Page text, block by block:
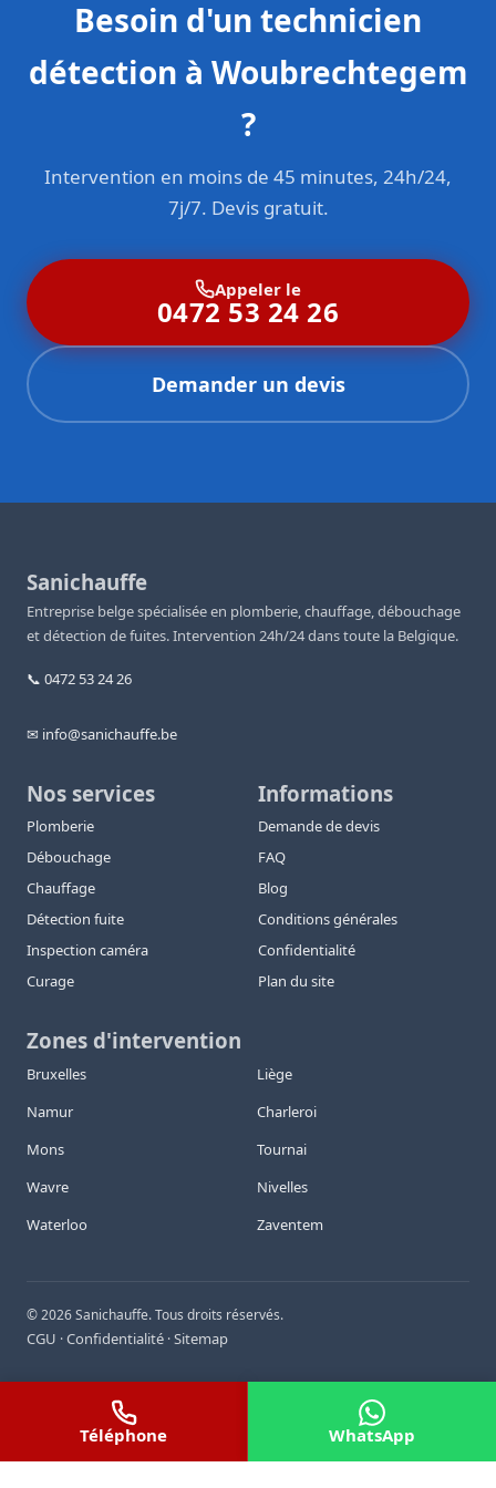
Besoin d'un technicien
détection à Woubrechtegem
?
Intervention en moins de 45 minutes, 24h/24,
7j/7. Devis gratuit.
Appeler le
0472 53 24 26
Demander un devis
Sanichauffe
Entreprise belge spécialisée en plomberie, chauffage, débouchage
et détection de fuites. Intervention 24h/24 dans toute la Belgique.
📞 0472 53 24 26
✉ info@sanichauffe.be
Nos services
Plomberie
Débouchage
Chauffage
Détection fuite
Inspection caméra
Curage
Informations
Demande de devis
FAQ
Blog
Conditions générales
Confidentialité
Plan du site
Zones d'intervention
Bruxelles
Liège
Namur
Charleroi
Mons
Tournai
Wavre
Nivelles
Waterloo
Zaventem
©2026Sanichauffe. Tous droits réservés.
CGU ·Confidentialité ·Sitemap